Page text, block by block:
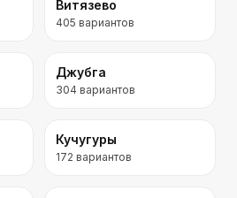
Витязево
405 вариантов
Джубга
304 вариантов
Кучугуры
172 вариантов